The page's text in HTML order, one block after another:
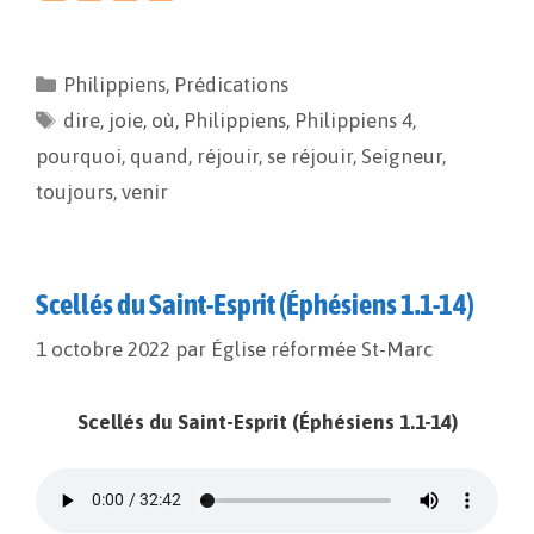
b
o
l
L
i
k
a
e
Philippiens, Prédications
dire, joie, où, Philippiens, Philippiens 4,
pourquoi, quand, réjouir, se réjouir, Seigneur,
toujours, venir
Scellés du Saint-Esprit (Éphésiens 1.1-14)
1 octobre 2022 par Église réformée St-Marc
Scellés du Saint-Esprit (Éphésiens 1.1-14)